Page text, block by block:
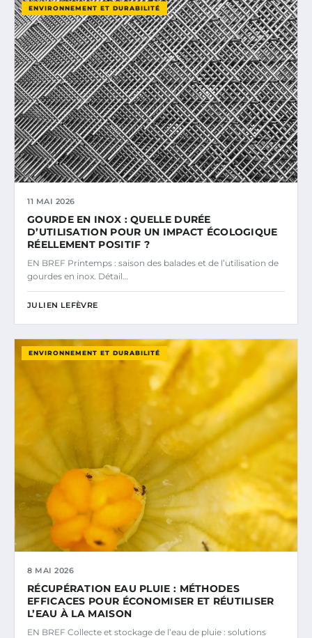
ENVIRONNEMENT ET DURABILITÉ
11 MAI 2026
GOURDE EN INOX : QUELLE DURÉE
D’UTILISATION POUR UN IMPACT ÉCOLOGIQUE
RÉELLEMENT POSITIF ?
EN BREF Printemps : saison des balades et de l’utilisation de
gourdes en inox. Détail…
JULIEN LEFÈVRE
ENVIRONNEMENT ET DURABILITÉ
8 MAI 2026
RÉCUPÉRATION EAU PLUIE : MÉTHODES
EFFICACES POUR ÉCONOMISER ET RÉUTILISER
L’EAU À LA MAISON
EN BREF Collecte et stockage de l’eau de pluie : solutions